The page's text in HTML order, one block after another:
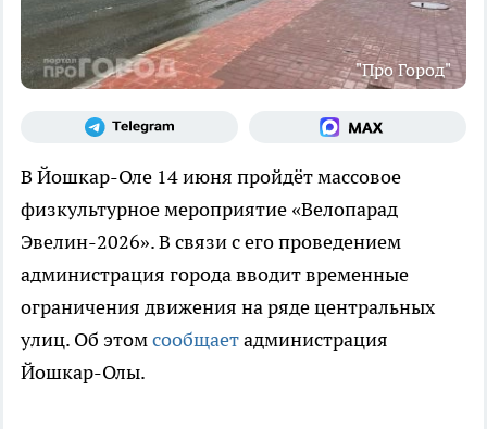
"Про Город"
В Йошкар-Оле 14 июня пройдёт массовое
физкультурное мероприятие «Велопарад
Эвелин-2026». В связи с его проведением
администрация города вводит временные
ограничения движения на ряде центральных
улиц. Об этомсообщаетадминистрация
Йошкар-Олы.